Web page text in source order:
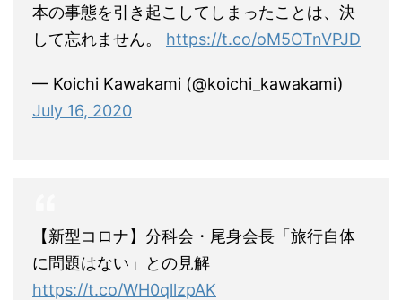
本の事態を引き起こしてしまったことは、決
して忘れません。 https://t.co/oM5OTnVPJD
— Koichi Kawakami (@koichi_kawakami)
July 16, 2020
【新型コロナ】分科会・尾身会長「旅行自体
に問題はない」との見解
https://t.co/WH0qllzpAK